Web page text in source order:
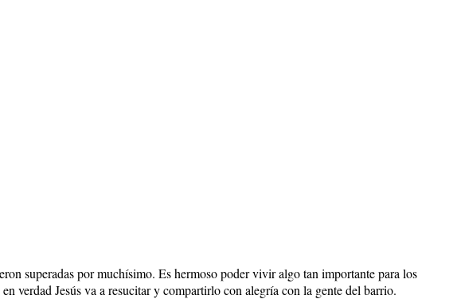
superadas por muchísimo. Es hermoso poder vivir algo tan importante para los
verdad Jesús va a resucitar y compartirlo con alegría con la gente del barrio.